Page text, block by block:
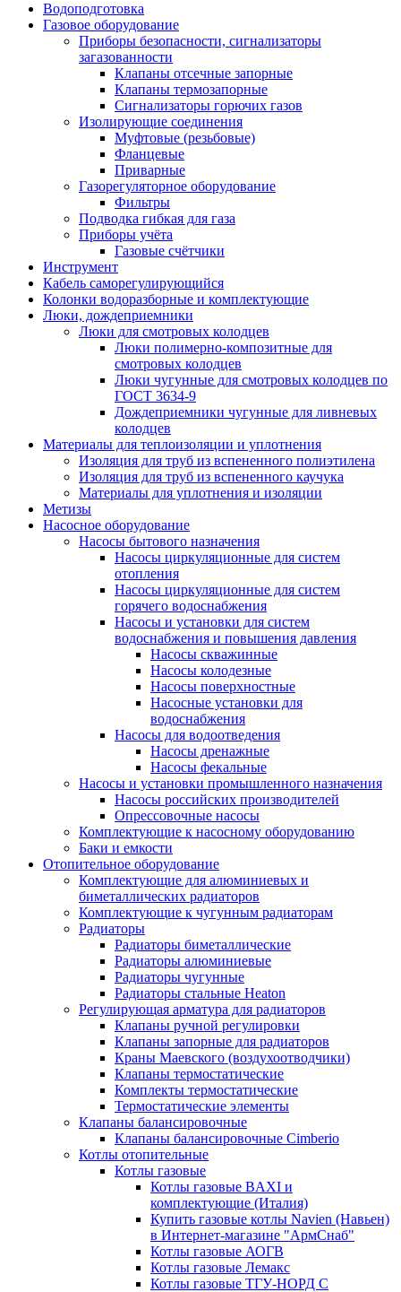
Водоподготовка
Газовое оборудование
Приборы безопасности, сигнализаторы
загазованности
Клапаны отсечные запорные
Клапаны термозапорные
Сигнализаторы горючих газов
Изолирующие соединения
Муфтовые (резьбовые)
Фланцевые
Приварные
Газорегуляторное оборудование
Фильтры
Подводка гибкая для газа
Приборы учёта
Газовые счётчики
Инструмент
Кабель саморегулирующийся
Колонки водоразборные и комплектующие
Люки, дождеприемники
Люки для смотровых колодцев
Люки полимерно-композитные для
смотровых колодцев
Люки чугунные для смотровых колодцев по
ГОСТ 3634-9
Дождеприемники чугунные для ливневых
колодцев
Материалы для теплоизоляции и уплотнения
Изоляция для труб из вспененного полиэтилена
Изоляция для труб из вспененного каучука
Материалы для уплотнения и изоляции
Метизы
Насосное оборудование
Насосы бытового назначения
Насосы циркуляционные для систем
отопления
Насосы циркуляционные для систем
горячего водоснабжения
Насосы и установки для систем
водоснабжения и повышения давления
Насосы скважинные
Насосы колодезные
Насосы поверхностные
Насосные установки для
водоснабжения
Насосы для водоотведения
Насосы дренажные
Насосы фекальные
Насосы и установки промышленного назначения
Насосы российских производителей
Опрессовочные насосы
Комплектующие к насосному оборудованию
Баки и емкости
Отопительное оборудование
Комплектующие для алюминиевых и
биметаллических радиаторов
Комплектующие к чугунным радиаторам
Радиаторы
Радиаторы биметаллические
Радиаторы алюминиевые
Радиаторы чугунные
Радиаторы стальные Heaton
Регулирующая арматура для радиаторов
Клапаны ручной регулировки
Клапаны запорные для радиаторов
Краны Маевского (воздухоотводчики)
Клапаны термостатические
Комплекты термостатические
Термостатические элементы
Клапаны балансировочные
Клапаны балансировочные Cimberio
Котлы отопительные
Котлы газовые
Котлы газовые BAXI и
комплектующие (Италия)
Купить газовые котлы Navien (Навьен)
в Интернет-магазине "АрмСнаб"
Котлы газовые АОГВ
Котлы газовые Лемакс
Котлы газовые ТГУ-НОРД С